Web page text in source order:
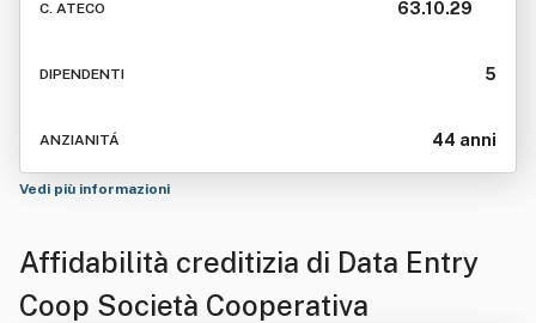
C. ATECO 63.10.29
DIPENDENTI 5
ANZIANITÁ 44 anni
Vedi più informazioni
Affidabilità creditizia di Data Entry
Coop Società Cooperativa